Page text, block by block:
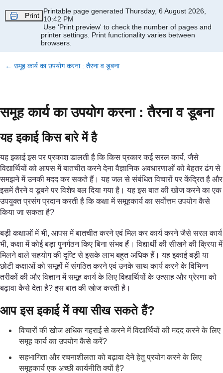
Print
Printable page generated Thursday, 6 August 2026,
10:42 PM
Use 'Print preview' to check the number of pages and
printer settings. Print functionality varies between
browsers.
← समूह कार्य का उपयोग करना : तैरना व डूबना
समूह कार्य का उपयोग करना : तैरना व डूबना
यह इकाई किस बारे में है
यह इकाई इस पर प्रकाश डालती है कि किस प्रकार कई सरल कार्य, जैसे
विद्यार्थियों को आपस में बातचीत करने देना वैज्ञानिक अवधारणाओं को बेहतर ढंग से
समझने में उनकी मदद कर सकते हैं। यह जल से संबंधित विचारों पर केंद्रित है और
इसमें तैरने व डूबने पर विशेष बल दिया गया है। यह इस बात की खोज करने का एक
उपयुक्त प्रसंग प्रदान करती है कि कक्षा में समूहकार्य का सर्वोत्तम उपयोग कैसे
किया जा सकता है?
बड़ी कक्षाओं में भी, आपस में बातचीत करने एवं मिल कर कार्य करने जैसे सरल कार्य
भी, कक्षा में कोई बड़ा पुनर्गठन किए बिना संभव हैं। विद्यार्थी की सीखने की क्रिया में
मिलने वाले सहयोग की दृष्टि से इसके लाभ बहुत अधिक हैं। यह इकाई बड़ी या
छोटी कक्षाओं को समूहों में संगठित करने एवं उनके साथ कार्य करने के विभिन्न
तरीकों की और विज्ञान में समूह कार्य के लिए विद्यार्थियों के उत्साह और प्रेरणा को
बढ़ावा कैसे देता है? इस बात की खोज करती है।
आप इस इकाई में क्या सीख सकते हैं?
विचारों की खोज अधिक गहराई से करने में विद्यार्थियों की मदद करने के लिए
समूह कार्य का उपयोग कैसे करें?
सहभागिता और रचनाशीलता को बढ़ावा देने हेतु प्रयोग करने के लिए
समूहकार्य एक अच्छी कार्यनीति क्यों है?